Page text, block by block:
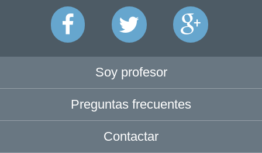
Soy profesor
Preguntas frecuentes
Contactar